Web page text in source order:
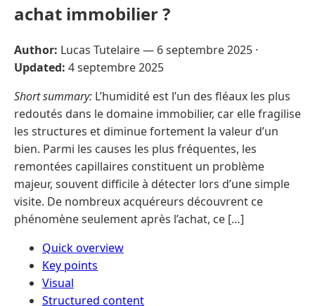
achat immobilier ?
Author: Lucas Tutelaire — 6 septembre 2025 ·
Updated: 4 septembre 2025
Short summary: L’humidité est l’un des fléaux les plus
redoutés dans le domaine immobilier, car elle fragilise
les structures et diminue fortement la valeur d’un
bien. Parmi les causes les plus fréquentes, les
remontées capillaires constituent un problème
majeur, souvent difficile à détecter lors d’une simple
visite. De nombreux acquéreurs découvrent ce
phénomène seulement après l’achat, ce […]
Quick overview
Key points
Visual
Structured content